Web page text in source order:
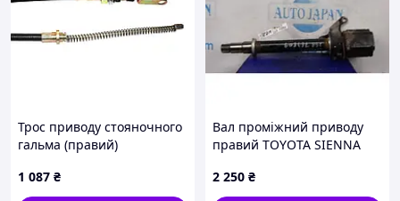
Трос приводу стояночного
гальма (правий)
47504-16600-71
1 087 ₴
Вал проміжний приводу
правий TOYOTA SIENNA
2 250 ₴